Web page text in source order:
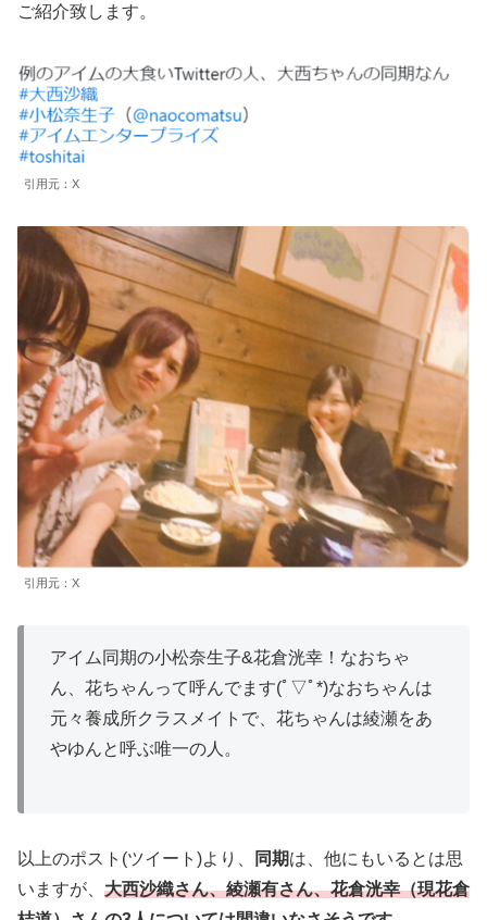
ご紹介致します。
引用元：X
引用元：X
アイム同期の小松奈生子&花倉洸幸！なおちゃ
ん、花ちゃんって呼んでます(ﾟ▽ﾟ*)なおちゃんは
元々養成所クラスメイトで、花ちゃんは綾瀬をあ
やゆんと呼ぶ唯一の人。
以上のポスト(ツイート)より、 同期は、他にもいるとは思
いますが、 大西沙織さん、綾瀬有さん、花倉洸幸（現花倉